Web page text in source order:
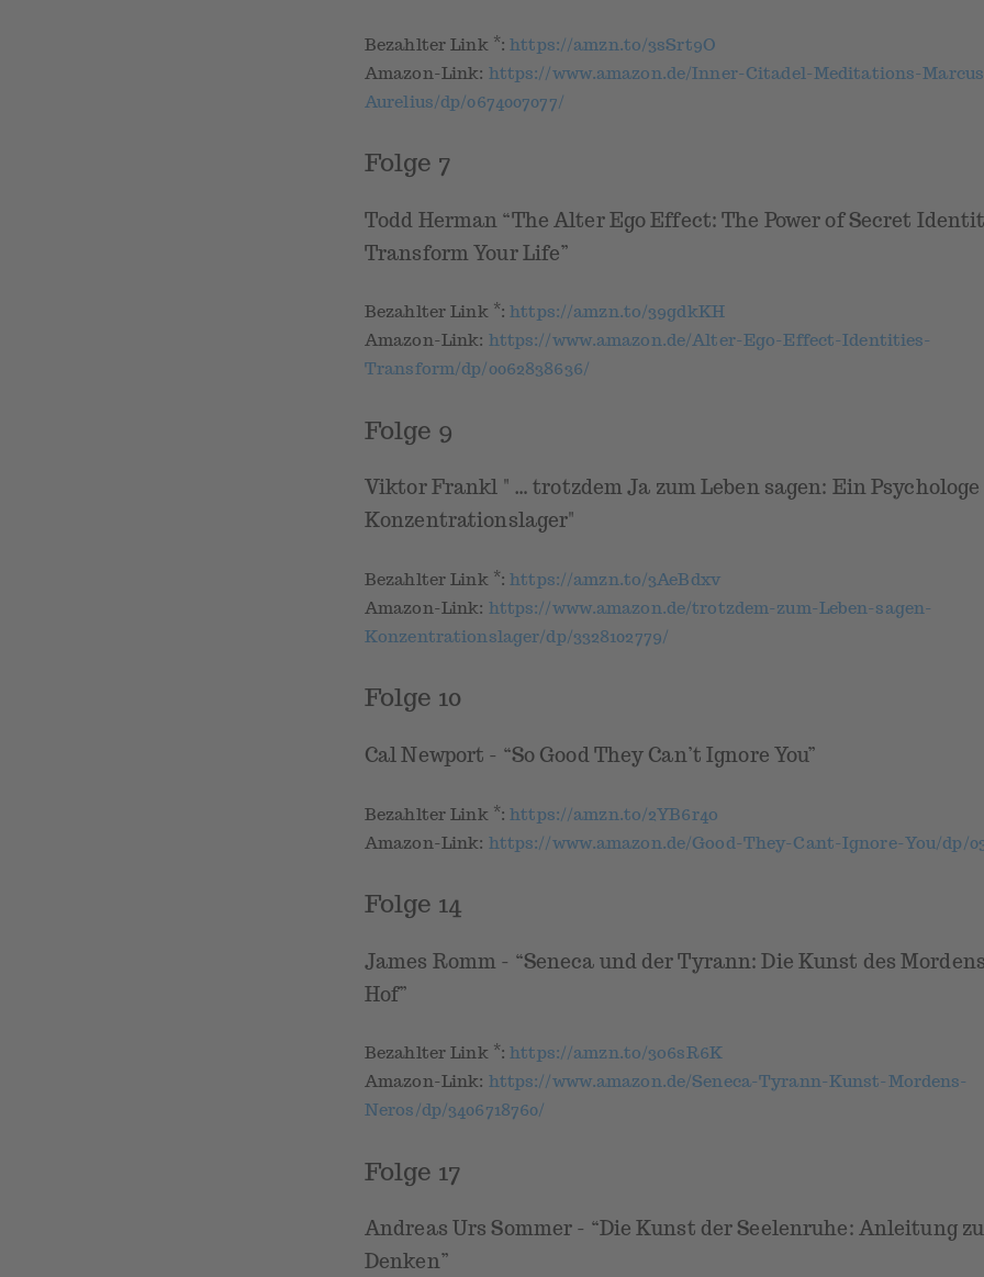
Bezahlter Link *:https://amzn.to/3sSrt9O
Amazon-Link: https://www.amazon.de/Inner-Citadel-Meditations-
Aurelius/dp/0674007077/
Folge 7
Todd Herman “The Alter Ego Effect: The Power of Secret
Transform Your Life”
Bezahlter Link *:https://amzn.to/39gdkKH
Amazon-Link: https://www.amazon.de/Alter-Ego-Effect-Identities-
Transform/dp/0062838636/
Folge 9
Viktor Frankl " … trotzdem Ja zum Leben sagen: Ein
Konzentrationslager"
Bezahlter Link *:https://amzn.to/3AeBdxv
Amazon-Link: https://www.amazon.de/trotzdem-zum-Leben-sagen-
Konzentrationslager/dp/3328102779/
Folge 10
Cal Newport - “So Good They Can’t Ignore You”
Bezahlter Link *:https://amzn.to/2YB6r4o
Amazon-Link: https://www.amazon.de/Good-They-Cant-Ignore-You/dp/
Folge 14
James Romm - “Seneca und der Tyrann: Die Kunst des
Hof”
Bezahlter Link *:https://amzn.to/3o6sR6K
Amazon-Link: https://www.amazon.de/Seneca-Tyrann-Kunst-Mordens-
Neros/dp/3406718760/
Folge 17
Andreas Urs Sommer - “Die Kunst der Seelenruhe: Anleitung
Denken”